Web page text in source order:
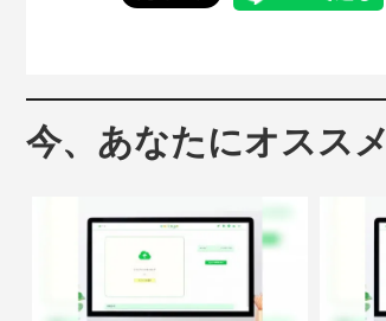
今、あなたにオススメ